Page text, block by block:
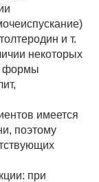
и т.
некоторых
формы
имеется
поэтому
при